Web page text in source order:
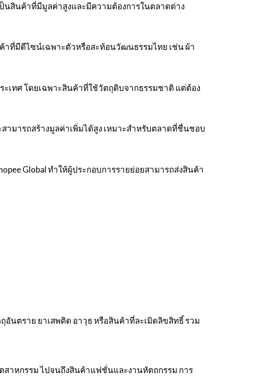
นสินค้าที่มีมูลค่าสูงและมีความต้องการในตลาดต่าง
าที่มีดีไซน์เฉพาะตัวหรือสะท้อนวัฒนธรรมไทย เช่น ผ้า
เทศ โดยเฉพาะสินค้าที่ใช้วัตถุดิบจากธรรมชาติ แต่ต้อง
มารถสร้างมูลค่าเพิ่มได้สูง เหมาะสำหรับตลาดที่ชื่นชอบ
Global ทำให้ผู้ประกอบการรายย่อยสามารถส่งสินค้า
นตราย ยาเสพติด อาวุธ หรือสินค้าที่ละเมิดลิขสิทธิ์ รวม
สาหกรรม ไปจนถึงสินค้าแฟชั่นและงานหัตถกรรม การ